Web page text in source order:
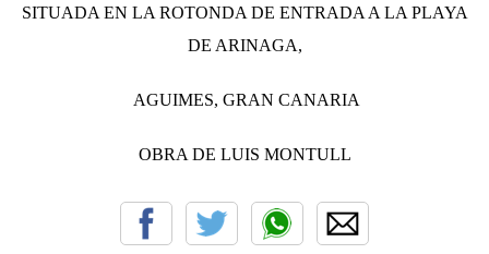
SITUADA EN LA ROTONDA DE ENTRADA A LA PLAYA
DE ARINAGA,
AGUIMES, GRAN CANARIA
OBRA DE LUIS MONTULL